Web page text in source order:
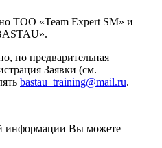
ТОО «Team Expert SM» и
но предварительная
Заявки (см.
bastau_training@mail.ru.
информации Вы можете